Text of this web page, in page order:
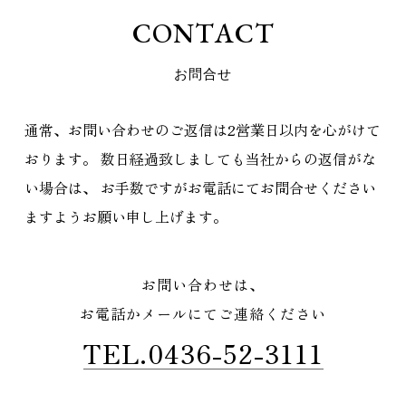
CONTACT
お問合せ
通常、お問い合わせのご返信は2営業日以内を心がけて
おります。 数日経過致しましても当社からの返信がな
い場合は、
お手数ですがお電話にてお問合せください
ますようお願い申し上げます。
お問い合わせは、
お電話かメールにてご連絡ください
TEL.0436-52-3111